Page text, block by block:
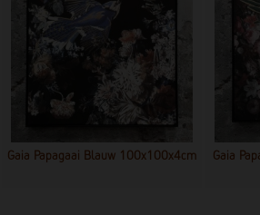
Gaia Papagaai Blauw 100x100x4cm Gaia